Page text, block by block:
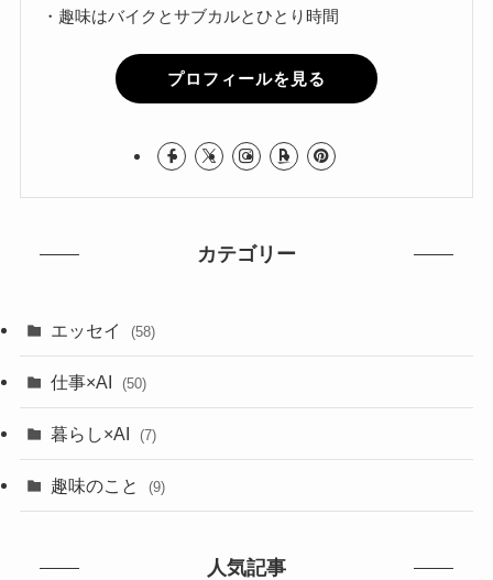
・趣味はバイクとサブカルとひとり時間
プロフィールを見る
カテゴリー
エッセイ (58)
仕事×AI (50)
暮らし×AI (7)
趣味のこと (9)
人気記事